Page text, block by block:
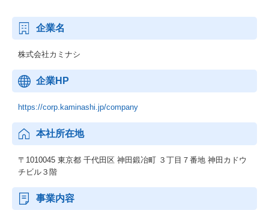
企業名
株式会社カミナシ
企業HP
https://corp.kaminashi.jp/company
本社所在地
〒1010045 東京都 千代田区 神田鍛冶町 ３丁目７番地 神田カドウ
チビル３階
事業内容